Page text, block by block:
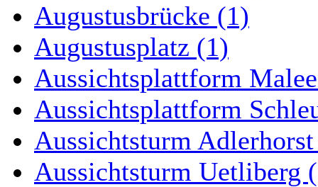
Augustusbrücke (1)
Augustusplatz (1)
Aussichtsplattform
Aussichtsplattform
Aussichtsturm
Aussichtsturm Uetliberg